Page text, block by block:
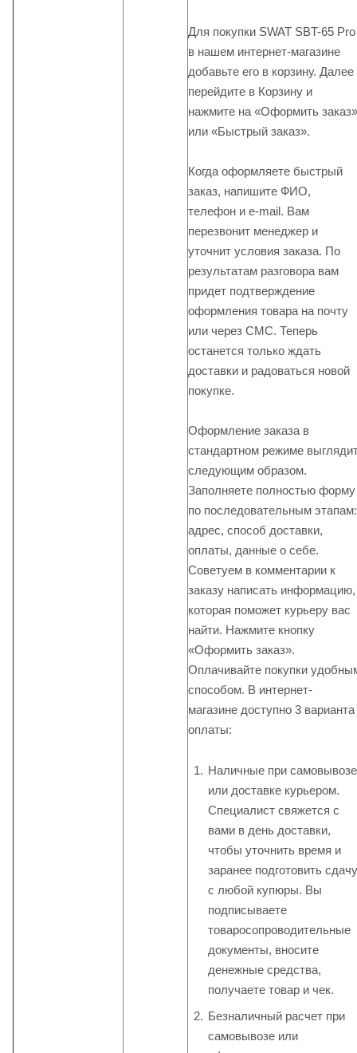
Для покупки SWAT SBT-65 Pro
в нашем интернет-магазине
добавьте его в корзину. Далее
перейдите в Корзину и
нажмите на «Оформить заказ»
или «Быстрый заказ».
Когда оформляете быстрый
заказ, напишите ФИО,
телефон и e-mail. Вам
перезвонит менеджер и
уточнит условия заказа. По
результатам разговора вам
придет подтверждение
оформления товара на почту
или через СМС. Теперь
останется только ждать
доставки и радоваться новой
покупке.
Оформление заказа в
стандартном режиме
следующим образом.
Заполняете полностью форму
по последовательным этапам:
адрес, способ доставки,
оплаты, данные о себе.
Советуем в комментарии к
заказу написать информацию,
которая поможет курьеру вас
найти. Нажмите кнопку
«Оформить заказ».
Оплачивайте покупки
способом. В интернет-
магазине доступно 3 варианта
оплаты:
Наличные при самовывозе
или доставке курьером.
Специалист свяжется с
вами в день доставки,
чтобы уточнить время и
заранее подготовить сдачу
с любой купюры. Вы
подписываете
товаросопроводительные
документы, вносите
денежные средства,
получаете товар и чек.
Безналичный расчет при
самовывозе или